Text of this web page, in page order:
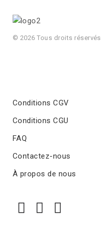
© 2026 Tous droits réservés
Conditions CGV
Conditions CGU
FAQ
Contactez-nous
À propos de nous